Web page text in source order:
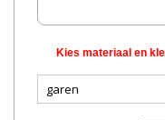
Kies materiaal en